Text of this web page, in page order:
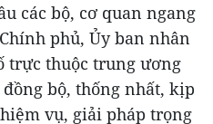
các bộ, cơ quan ngang
phủ, Ủy ban nhân
trực thuộc trung ương
bộ, thống nhất, kịp
vụ, giải pháp trọng